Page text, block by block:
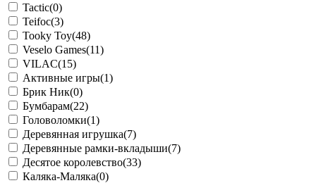
Tactic(0)
Teifoc(3)
Tooky Toy(48)
Veselo Games(11)
VILAC(15)
Активные игры(1)
Брик Ник(0)
Бумбарам(22)
Головоломки(1)
Деревянная игрушка(7)
Деревянные рамки-вкладыши(7)
Десятое королевство(33)
Каляка-Маляка(0)